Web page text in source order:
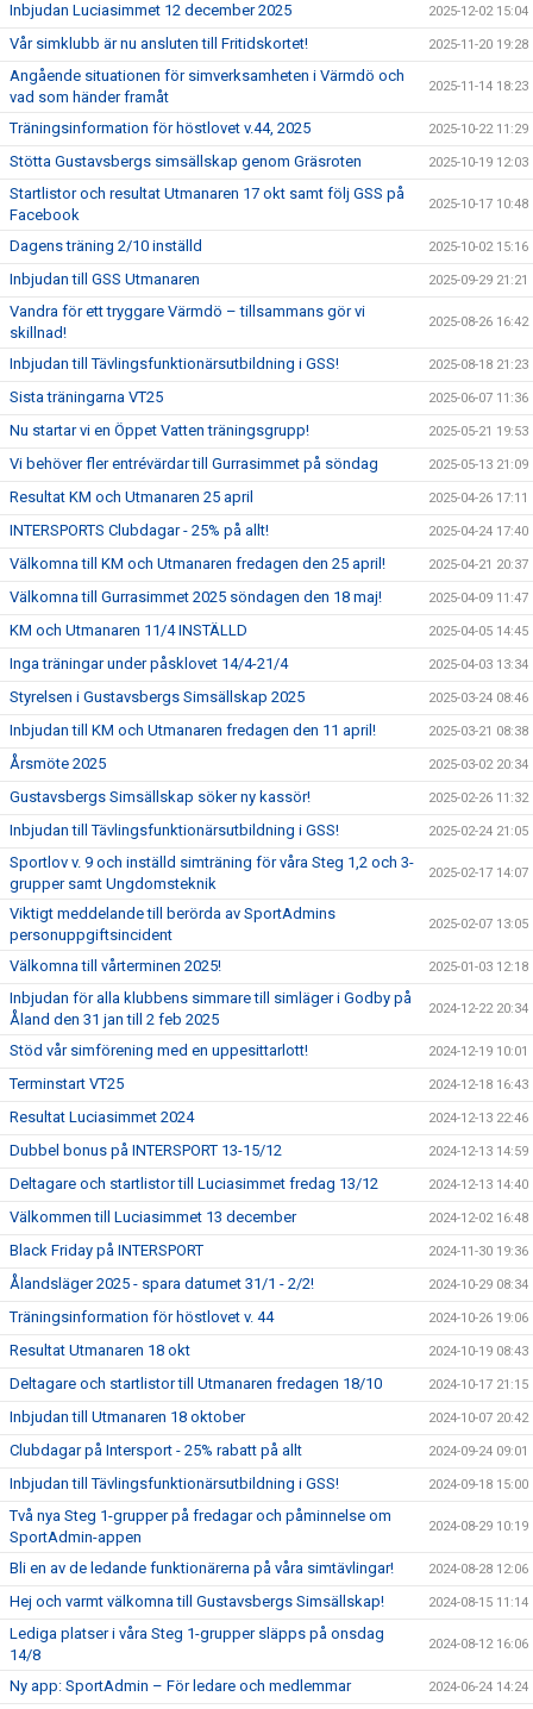
Inbjudan Luciasimmet 12 december 2025 2025-12-02 15:04
Vår simklubb är nu ansluten till Fritidskortet! 2025-11-20 19:28
Angående situationen för simverksamheten i Värmdö och
vad som händer framåt
2025-11-14 18:23
Träningsinformation för höstlovet v.44, 2025 2025-10-22 11:29
Stötta Gustavsbergs simsällskap genom Gräsroten 2025-10-19 12:03
Startlistor och resultat Utmanaren 17 okt samt följ GSS på
Facebook
2025-10-17 10:48
Dagens träning 2/10 inställd 2025-10-02 15:16
Inbjudan till GSS Utmanaren 2025-09-29 21:21
Vandra för ett tryggare Värmdö – tillsammans gör vi
skillnad!
2025-08-26 16:42
Inbjudan till Tävlingsfunktionärsutbildning i GSS! 2025-08-18 21:23
Sista träningarna VT25 2025-06-07 11:36
Nu startar vi en Öppet Vatten träningsgrupp! 2025-05-21 19:53
Vi behöver fler entrévärdar till Gurrasimmet på söndag 2025-05-13 21:09
Resultat KM och Utmanaren 25 april 2025-04-26 17:11
INTERSPORTS Clubdagar - 25% på allt! 2025-04-24 17:40
Välkomna till KM och Utmanaren fredagen den 25 april! 2025-04-21 20:37
Välkomna till Gurrasimmet 2025 söndagen den 18 maj! 2025-04-09 11:47
KM och Utmanaren 11/4 INSTÄLLD 2025-04-05 14:45
Inga träningar under påsklovet 14/4-21/4 2025-04-03 13:34
Styrelsen i Gustavsbergs Simsällskap 2025 2025-03-24 08:46
Inbjudan till KM och Utmanaren fredagen den 11 april! 2025-03-21 08:38
Årsmöte 2025 2025-03-02 20:34
Gustavsbergs Simsällskap söker ny kassör! 2025-02-26 11:32
Inbjudan till Tävlingsfunktionärsutbildning i GSS! 2025-02-24 21:05
Sportlov v. 9 och inställd simträning för våra Steg 1,2 och 3-
grupper samt Ungdomsteknik
2025-02-17 14:07
Viktigt meddelande till berörda av SportAdmins
personuppgiftsincident
2025-02-07 13:05
Välkomna till vårterminen 2025! 2025-01-03 12:18
Inbjudan för alla klubbens simmare till simläger i Godby på
Åland den 31 jan till 2 feb 2025
2024-12-22 20:34
Stöd vår simförening med en uppesittarlott! 2024-12-19 10:01
Terminstart VT25 2024-12-18 16:43
Resultat Luciasimmet 2024 2024-12-13 22:46
Dubbel bonus på INTERSPORT 13-15/12 2024-12-13 14:59
Deltagare och startlistor till Luciasimmet fredag 13/12 2024-12-13 14:40
Välkommen till Luciasimmet 13 december 2024-12-02 16:48
Black Friday på INTERSPORT 2024-11-30 19:36
Ålandsläger 2025 - spara datumet 31/1 - 2/2! 2024-10-29 08:34
Träningsinformation för höstlovet v. 44 2024-10-26 19:06
Resultat Utmanaren 18 okt 2024-10-19 08:43
Deltagare och startlistor till Utmanaren fredagen 18/10 2024-10-17 21:15
Inbjudan till Utmanaren 18 oktober 2024-10-07 20:42
Clubdagar på Intersport - 25% rabatt på allt 2024-09-24 09:01
Inbjudan till Tävlingsfunktionärsutbildning i GSS! 2024-09-18 15:00
Två nya Steg 1-grupper på fredagar och påminnelse om
SportAdmin-appen
2024-08-29 10:19
Bli en av de ledande funktionärerna på våra simtävlingar! 2024-08-28 12:06
Hej och varmt välkomna till Gustavsbergs Simsällskap! 2024-08-15 11:14
Lediga platser i våra Steg 1-grupper släpps på onsdag
14/8
2024-08-12 16:06
Ny app: SportAdmin – För ledare och medlemmar 2024-06-24 14:24